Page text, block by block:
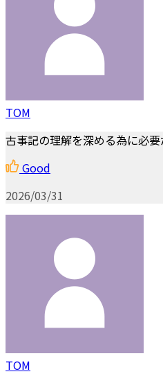
TOM
古事記の理解を深める為に必要
Good
2026/03/31
TOM